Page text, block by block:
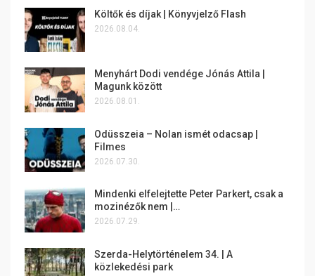
Költők és díjak | Könyvjelző Flash
2026.08.04.
Menyhárt Dodi vendége Jónás Attila |
Magunk között
2026.08.01.
Odüsszeia – Nolan ismét odacsap |
Filmes
2026.07.30.
Mindenki elfelejtette Peter Parkert, csak a
mozinézők nem |…
2026.07.29.
Szerda-Helytörténelem 34. | A
közlekedési park